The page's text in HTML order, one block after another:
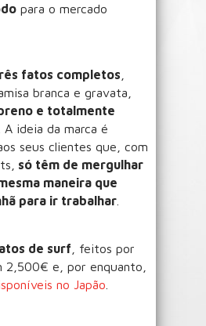
para o mercado
fatos completos
branca e gravata,
e totalmente
. A ideia da marca é
seus clientes que, com
só têm de mergulhar
maneira que
para ir trabalhar
de surf , feitos por
2,500€ e, por enquanto,
no Japão